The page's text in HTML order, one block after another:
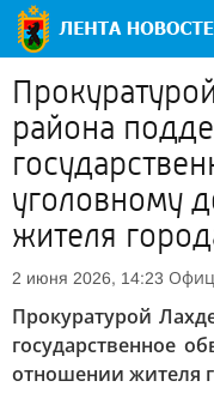
района
уголовному
жителя
2 июня 2026, 14:23
Прокуратурой
государственное
отношении жителя